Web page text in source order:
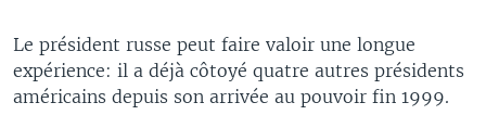
Le président russe peut faire valoir une longue
expérience: il a déjà côtoyé quatre autres présidents
américains depuis son arrivée au pouvoir fin 1999.